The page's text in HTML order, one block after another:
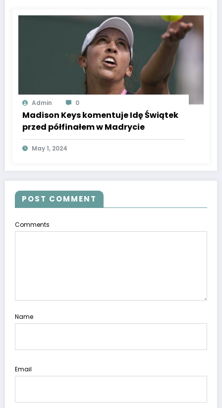
Admin 0
Madison Keys komentuje Idę Świątek
przed półfinałem w Madrycie
May 1, 2024
POST COMMENT
Comments
Name
Email